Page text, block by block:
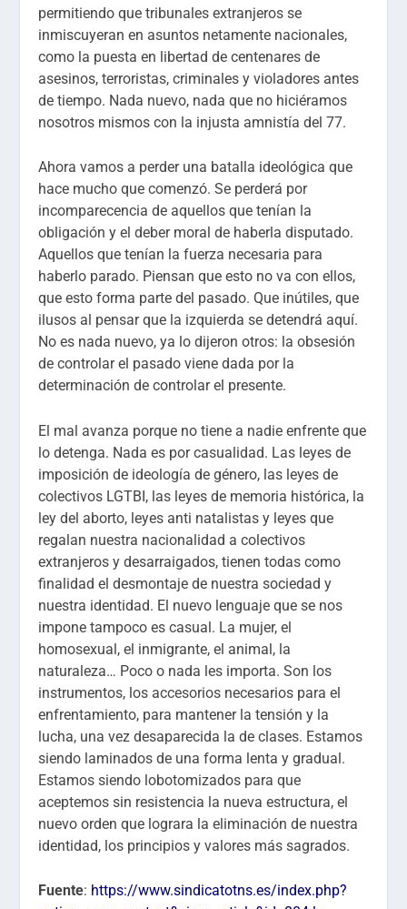
permitiendo que tribunales extranjeros se
inmiscuyeran en asuntos netamente nacionales,
como la puesta en libertad de centenares de
asesinos, terroristas, criminales y violadores antes
de tiempo. Nada nuevo, nada que no hiciéramos
nosotros mismos con la injusta amnistía del 77.
Ahora vamos a perder una batalla ideológica que
hace mucho que comenzó. Se perderá por
incomparecencia de aquellos que tenían la
obligación y el deber moral de haberla disputado.
Aquellos que tenían la fuerza necesaria para
haberlo parado. Piensan que esto no va con ellos,
que esto forma parte del pasado. Que inútiles, que
ilusos al pensar que la izquierda se detendrá aquí.
No es nada nuevo, ya lo dijeron otros: la obsesión
de controlar el pasado viene dada por la
determinación de controlar el presente.
El mal avanza porque no tiene a nadie enfrente que
lo detenga. Nada es por casualidad. Las leyes de
imposición de ideología de género, las leyes de
colectivos LGTBI, las leyes de memoria histórica, la
ley del aborto, leyes anti natalistas y leyes que
regalan nuestra nacionalidad a colectivos
extranjeros y desarraigados, tienen todas como
finalidad el desmontaje de nuestra sociedad y
nuestra identidad. El nuevo lenguaje que se nos
impone tampoco es casual. La mujer, el
homosexual, el inmigrante, el animal, la
naturaleza… Poco o nada les importa. Son los
instrumentos, los accesorios necesarios para el
enfrentamiento, para mantener la tensión y la
lucha, una vez desaparecida la de clases. Estamos
siendo laminados de una forma lenta y gradual.
Estamos siendo lobotomizados para que
aceptemos sin resistencia la nueva estructura, el
nuevo orden que lograra la eliminación de nuestra
identidad, los principios y valores más sagrados.
Fuente: https://www.sindicatotns.es/index.php?